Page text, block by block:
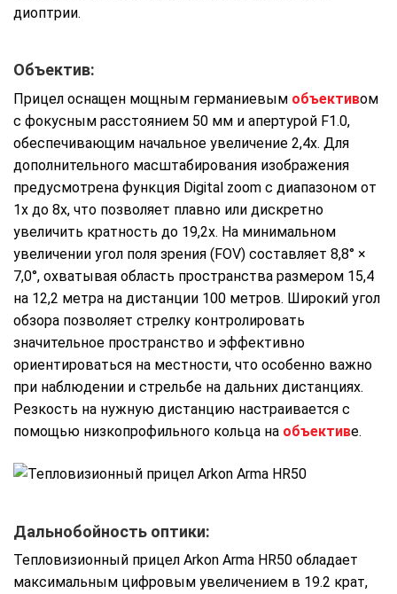
диоптрии.
Объектив:
Прицел оснащен мощным германиевым объективом
с фокусным расстоянием 50 мм и апертурой F1.0,
обеспечивающим начальное увеличение 2,4х. Для
дополнительного масштабирования изображения
предусмотрена функция Digital zoom с диапазоном от
1х до 8х, что позволяет плавно или дискретно
увеличить кратность до 19,2х. На минимальном
увеличении угол поля зрения (FOV) составляет 8,8° ×
7,0°, охватывая область пространства размером 15,4
на 12,2 метра на дистанции 100 метров. Широкий угол
обзора позволяет стрелку контролировать
значительное пространство и эффективно
ориентироваться на местности, что особенно важно
при наблюдении и стрельбе на дальних дистанциях.
Резкость на нужную дистанцию настраивается с
помощью низкопрофильного кольца на объективе.
Дальнобойность оптики:
Тепловизионный прицел Arkon Arma HR50 обладает
максимальным цифровым увеличением в 19.2 крат,